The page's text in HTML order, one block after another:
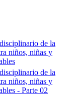
de la
niños, niñas y
de la
niños, niñas y
- Parte 02